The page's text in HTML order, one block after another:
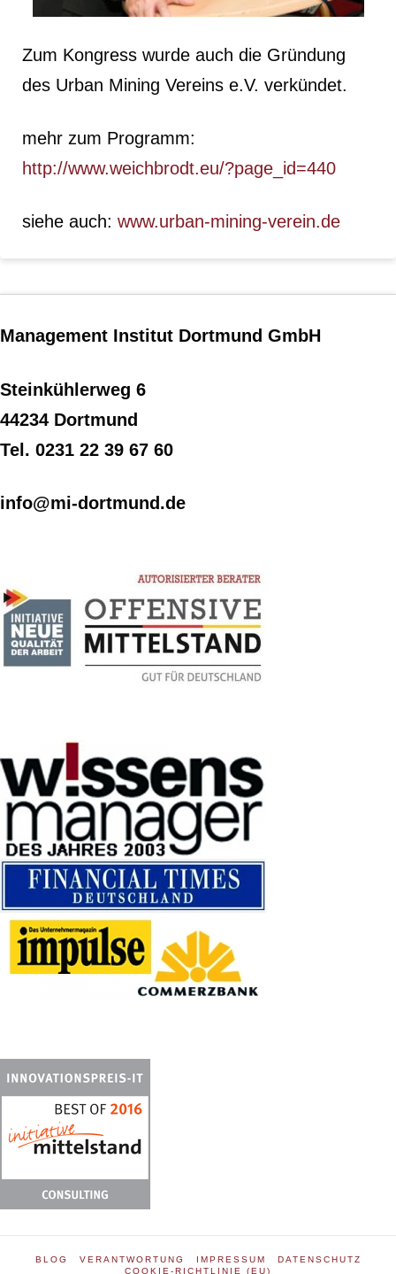
Zum Kongress wurde auch die Gründung
des Urban Mining Vereins e.V. verkündet.
mehr zum Programm:
http://www.weichbrodt.eu/?page_id=440
siehe auch: www.urban-mining-verein.de
Management Institut Dortmund GmbH
Steinkühlerweg 6
44234 Dortmund
Tel. 0231 22 39 67 60
info@mi-dortmund.de
BLOG VERANTWORTUNG IMPRESSUM
DATENSCHUTZ
COOKIE-RICHTLINIE (EU)